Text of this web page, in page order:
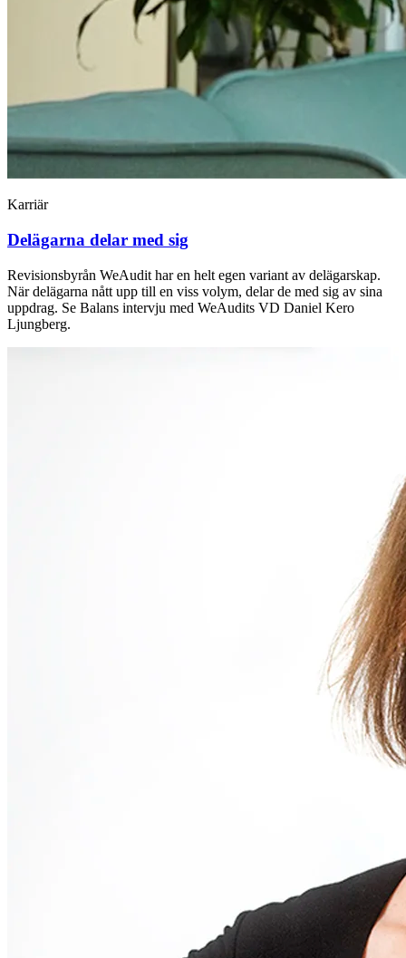
Karriär
Delägarna delar med sig
Revisionsbyrån WeAudit har en helt egen variant av delägarskap.
När delägarna nått upp till en viss volym, delar de med sig av sina
uppdrag. Se Balans intervju med WeAudits VD Daniel Kero
Ljungberg.